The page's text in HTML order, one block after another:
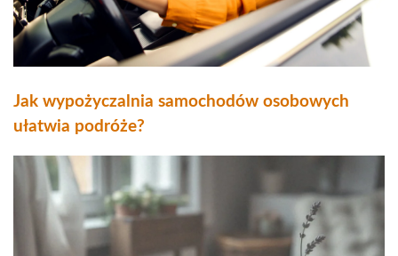
Jak wypożyczalnia samochodów osobowych
ułatwia podróże?